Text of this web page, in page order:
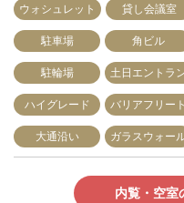
ウォシュレット 貸し会議室
駐車場 角ビル
駐輪場 土日エントラ
ハイグレード バリアフリー
大通沿い ガラスウォー
内覧・空室